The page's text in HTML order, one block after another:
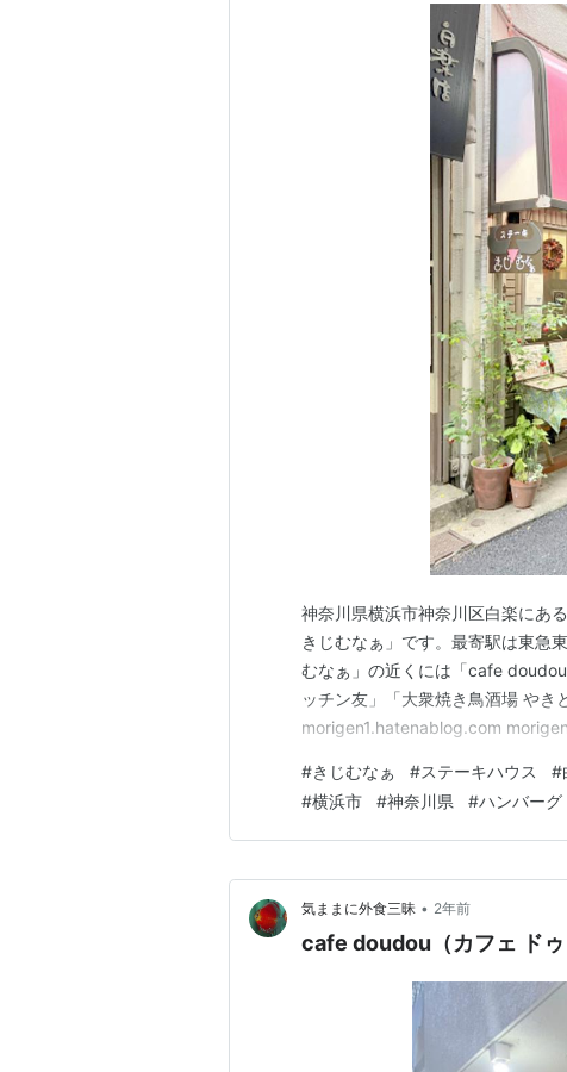
神奈川県横浜市神奈川区白楽にあ
きじむなぁ」です。最寄駅は東急
むなぁ」の近くには「cafe
ッチン友」「大衆焼き鳥酒場 やき
morigen1.hatenablog.com
した。 ステーキハウス きじむな
#きじむなぁ #ステーキハウス #
#横浜市 #神奈川県 #ハンバーグ
気ままに外食三昧 • 2年前
cafe doudou（カフェ ドゥ